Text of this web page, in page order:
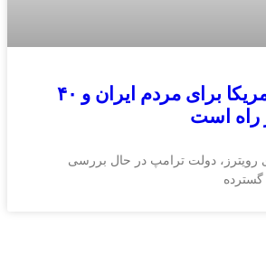
تعلیق ویزای آمریکا برای مردم ایران و ۴۰
راه است
رویترز، دولت ترامپ در حال بررسی
گسترده